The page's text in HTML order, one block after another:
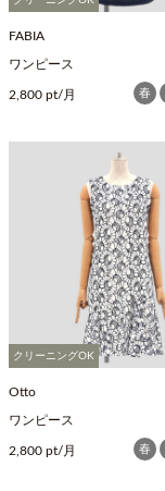
FABIA
ワンピース
2,800 pt/月 春
クリーニングOK
Otto
ワンピース
2,800 pt/月 春